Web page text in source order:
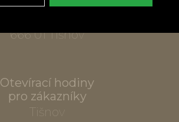
666 01 Tišnov
Otevírací hodiny
pro zákazníky
Tišnov